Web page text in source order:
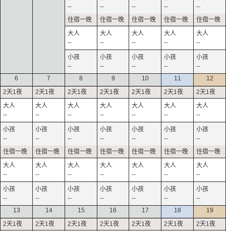
--
--
--
--
--
--
--
--
--
--
--
--
--
--
--
6
--
--
--
--
7
--
--
--
--
8
--
--
--
--
9
--
--
--
--
10
--
--
--
--
11
--
--
--
--
12
--
--
--
--
13
14 15 16 17 18 19